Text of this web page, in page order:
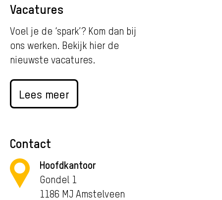
Vacatures
Voel je de ‘spark’? Kom dan bij
ons werken. Bekijk hier de
nieuwste vacatures.
Lees meer
Contact
Hoofdkantoor
Gondel 1
1186 MJ Amstelveen